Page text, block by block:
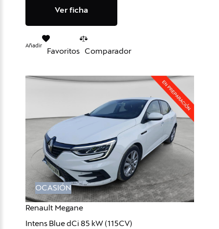
Ver ficha
Añadir
Favoritos Comparador
OCASIÓN
Renault Megane
Intens Blue dCi 85 kW (115CV)